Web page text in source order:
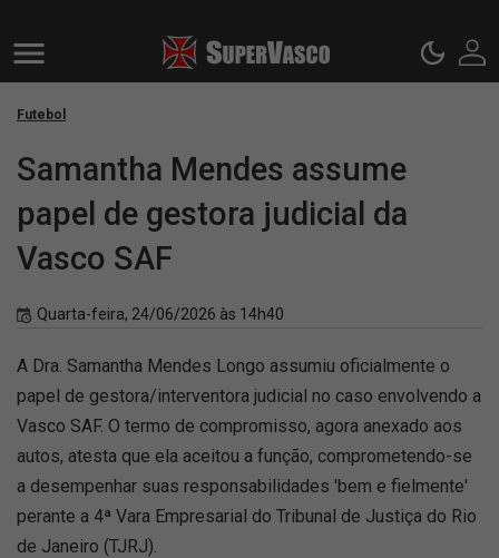
Futebol
Samantha Mendes assume
papel de gestora judicial da
Vasco SAF
Quarta-feira, 24/06/2026 às 14h40
A Dra. Samantha Mendes Longo assumiu oficialmente o
papel de gestora/interventora judicial no caso envolvendo a
Vasco SAF. O termo de compromisso, agora anexado aos
autos, atesta que ela aceitou a função, comprometendo-se
a desempenhar suas responsabilidades 'bem e fielmente'
perante a 4ª Vara Empresarial do Tribunal de Justiça do Rio
de Janeiro (TJRJ).